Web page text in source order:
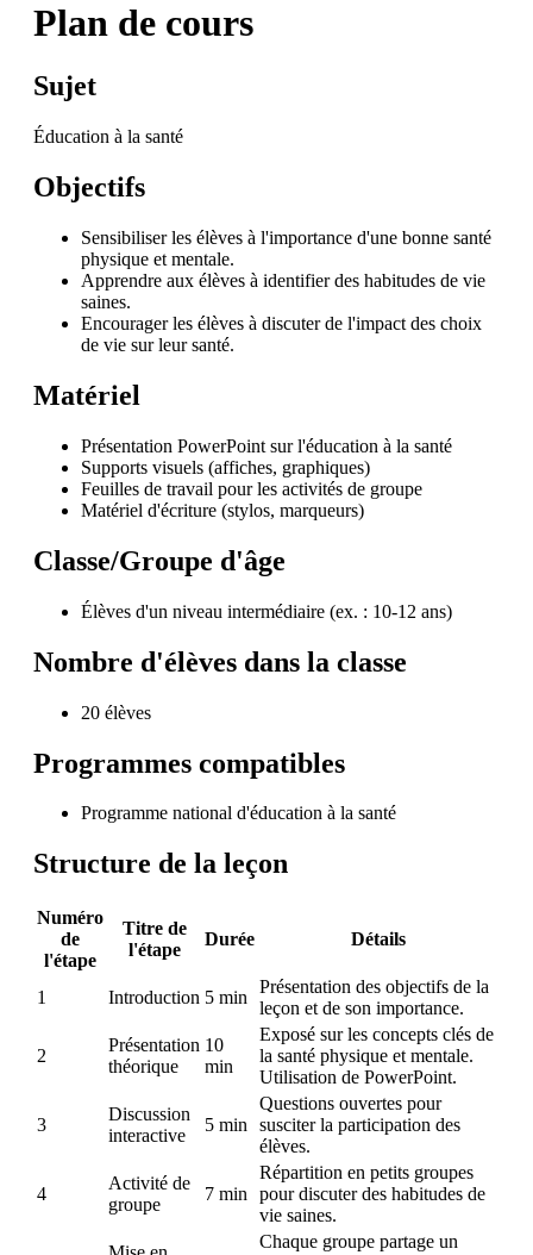
Plan de cours
Sujet
Éducation à la santé
Objectifs
Sensibiliser les élèves à l'importance d'une bonne santé
physique et mentale.
Apprendre aux élèves à identifier des habitudes de vie
saines.
Encourager les élèves à discuter de l'impact des choix
de vie sur leur santé.
Matériel
Présentation PowerPoint sur l'éducation à la santé
Supports visuels (affiches, graphiques)
Feuilles de travail pour les activités de groupe
Matériel d'écriture (stylos, marqueurs)
Classe/Groupe d'âge
Élèves d'un niveau intermédiaire (ex. : 10-12 ans)
Nombre d'élèves dans la classe
20 élèves
Programmes compatibles
Programme national d'éducation à la santé
Structure de la leçon
Numéro
de
l'étape
Titre de
l'étape
Durée Détails
1 Introduction 5 min
Présentation des objectifs de la
leçon et de son importance.
2
Présentation
théorique
10
min
Exposé sur les concepts clés de
la santé physique et mentale.
Utilisation de PowerPoint.
3
Discussion
interactive
5 min
Questions ouvertes pour
susciter la participation des
élèves.
4
Activité de
groupe
7 min
Répartition en petits groupes
pour discuter des habitudes de
vie saines.
Chaque groupe partage un